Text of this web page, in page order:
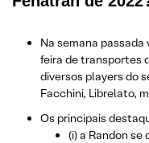
Na semana
feira de transportes
diversos players do
Facchini, Librelato,
Os principais
(i) a Randon